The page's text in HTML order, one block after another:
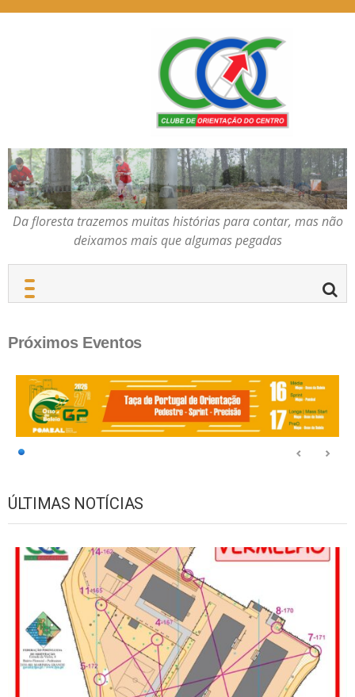
COC – CLUBE DE
ORIENTAÇÃO DO
CENTRO
Da floresta trazemos
muitas histórias para
contar, mas não deixamos
mais que algumas
pegadas
Da floresta trazemos muitas histórias para contar, mas não
deixamos mais que algumas pegadas
Próximos Eventos
ÚLTIMAS NOTÍCIAS